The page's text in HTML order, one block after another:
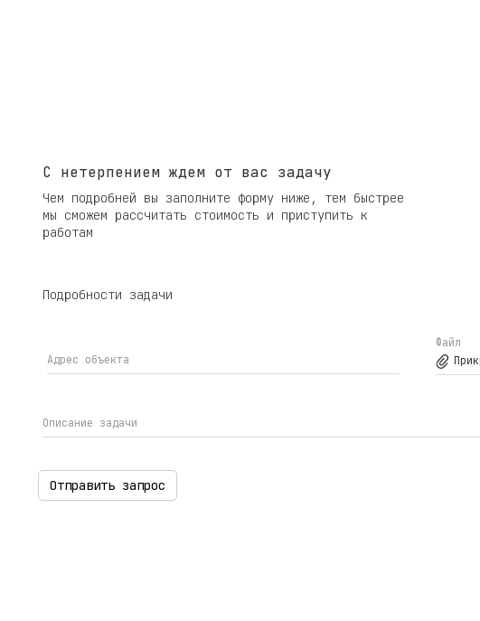
C нетерпением ждем от вас задачу
Чем подробней вы заполните форму ниже, тем быстрее
мы сможем рассчитать стоимость и приступить к
работам
Подробности задачи
Адрес объекта
Файл
Описание задачи
Отправить запрос